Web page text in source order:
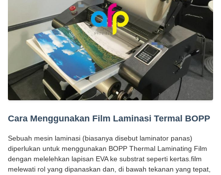
Cara Menggunakan Film Laminasi Termal BOPP
Sebuah mesin laminasi (biasanya disebut laminator panas)
diperlukan untuk menggunakan BOPP Thermal Laminating Film
dengan melelehkan lapisan EVA ke substrat seperti kertas.film
melewati rol yang dipanaskan dan, di bawah tekanan yang tepat,